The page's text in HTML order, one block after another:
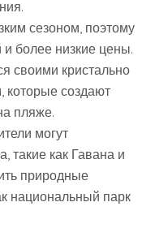
сезоном, поэтому
более низкие цены.
своими кристально
которые создают
пляже.
могут
такие как Гавана и
природные
национальный парк